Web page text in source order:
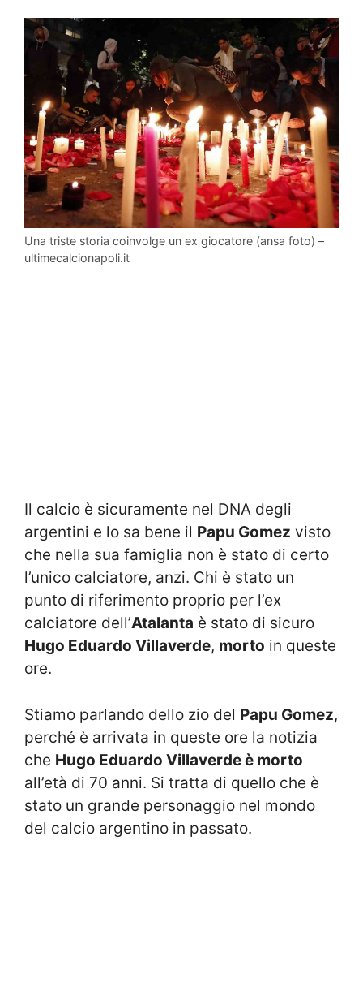
Una triste storia coinvolge un ex giocatore (ansa foto) –
ultimecalcionapoli.it
Il calcio è sicuramente nel DNA degli
argentini e lo sa bene il Papu Gomez visto
che nella sua famiglia non è stato di certo
l’unico calciatore, anzi. Chi è stato un
punto di riferimento proprio per l’ex
calciatore dell’Atalanta è stato di sicuro
Hugo Eduardo Villaverde, morto in queste
ore.
Stiamo parlando dello zio del Papu Gomez,
perché è arrivata in queste ore la notizia
che Hugo Eduardo Villaverde è morto
all’età di 70 anni. Si tratta di quello che è
stato un grande personaggio nel mondo
del calcio argentino in passato.